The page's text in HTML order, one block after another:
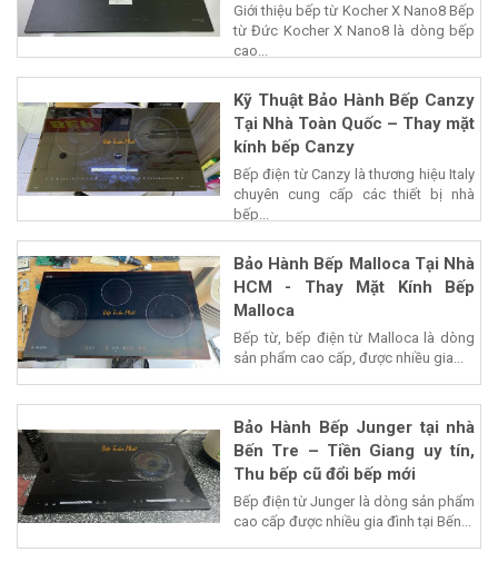
Giới thiệu bếp từ Kocher X Nano8 Bếp
từ Đức Kocher X Nano8 là dòng bếp
cao...
Kỹ Thuật Bảo Hành Bếp Canzy
Tại Nhà Toàn Quốc – Thay mặt
kính bếp Canzy
Bếp điện từ Canzy là thương hiệu Italy
chuyên cung cấp các thiết bị nhà
bếp...
Bảo Hành Bếp Malloca Tại Nhà
HCM - Thay Mặt Kính Bếp
Malloca
Bếp từ, bếp điện từ Malloca là dòng
sản phẩm cao cấp, được nhiều gia...
Bảo Hành Bếp Junger tại nhà
Bến Tre – Tiền Giang uy tín,
Thu bếp cũ đổi bếp mới
Bếp điện từ Junger là dòng sản phẩm
cao cấp được nhiều gia đình tại Bến...